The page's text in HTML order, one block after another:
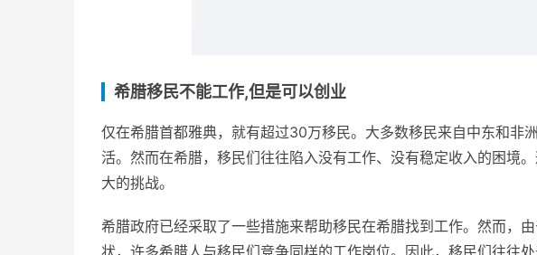
希腊移民不能工作,但是可以创业
仅在希腊首都雅典，就有超过30万移民。大多数移民来自中东和非
活。然而在希腊，移民们往往陷入没有工作、没有稳定收入的困境
大的挑战。
希腊政府已经采取了一些措施来帮助移民在希腊找到工作。然而，
状，许多希腊人与移民们竞争同样的工作岗位。因此，移民们往往